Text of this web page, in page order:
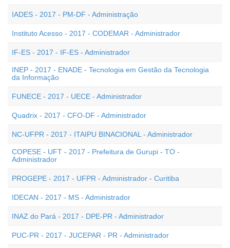
IADES - 2017 - PM-DF - Administração
Instituto Acesso - 2017 - CODEMAR - Administrador
IF-ES - 2017 - IF-ES - Administrador
INEP - 2017 - ENADE - Tecnologia em Gestão da Tecnologia
da Informação
FUNECE - 2017 - UECE - Administrador
Quadrix - 2017 - CFO-DF - Administrador
NC-UFPR - 2017 - ITAIPU BINACIONAL - Administrador
COPESE - UFT - 2017 - Prefeitura de Gurupi - TO -
Administrador
PROGEPE - 2017 - UFPR - Administrador - Curitiba
IDECAN - 2017 - MS - Administrador
INAZ do Pará - 2017 - DPE-PR - Administrador
PUC-PR - 2017 - JUCEPAR - PR - Administrador